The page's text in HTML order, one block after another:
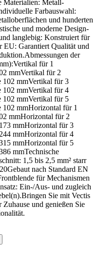
Materialien: Metall-
Farbauswahl:
und hunderten
und moderne Design-
langlebig: Konstruiert für
EU: Garantiert Qualität und
der
für 1
mmVertikal für 2
102 mmVertikal für 3
102 mmVertikal für 4
102 mmVertikal für 5
102 mmHorizontal für 1
mmHorizontal für 2
mmHorizontal für 3
mmHorizontal für 4
mmHorizontal für 5
mmTechnische
1,5 bis 2,5 mm² starr
nach Standard EN
für Mechanismen
Ein-/Aus- und zugleich
Sie mit Vectis
und genießen Sie